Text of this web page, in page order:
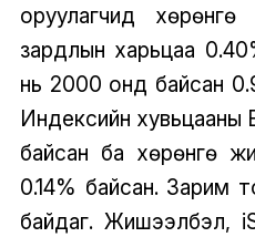
оруулагчид
зардлын харьцаа
нь 2000 онд байсан
Индексийн хувьцааны
байсан ба хөрөнгө
0.14% байсан. Зарим
байдаг. Жишээлбэл,